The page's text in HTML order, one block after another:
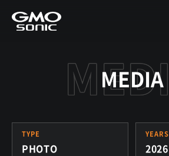
MEDIA
TYPE
PHOTO
YEARS
2026